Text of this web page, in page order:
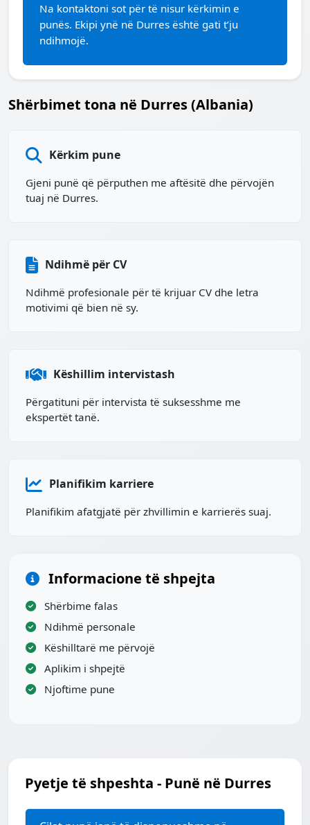
Na kontaktoni sot për të nisur kërkimin e
punës. Ekipi ynë në Durres është gati t’ju
ndihmojë.
Shërbimet tona në Durres (Albania)
Kërkim pune
Gjeni punë që përputhen me aftësitë dhe përvojën
tuaj në Durres.
Ndihmë për CV
Ndihmë profesionale për të krijuar CV dhe letra
motivimi që bien në sy.
Këshillim intervistash
Përgatituni për intervista të suksesshme me
ekspertët tanë.
Planifikim karriere
Planifikim afatgjatë për zhvillimin e karrierës suaj.
Informacione të shpejta
Shërbime falas
Ndihmë personale
Këshilltarë me përvojë
Aplikim i shpejtë
Njoftime pune
Pyetje të shpeshta - Punë në Durres